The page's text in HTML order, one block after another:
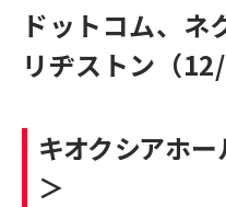
ドットコム、ネ
リヂストン（12/
キオクシアホー
＞